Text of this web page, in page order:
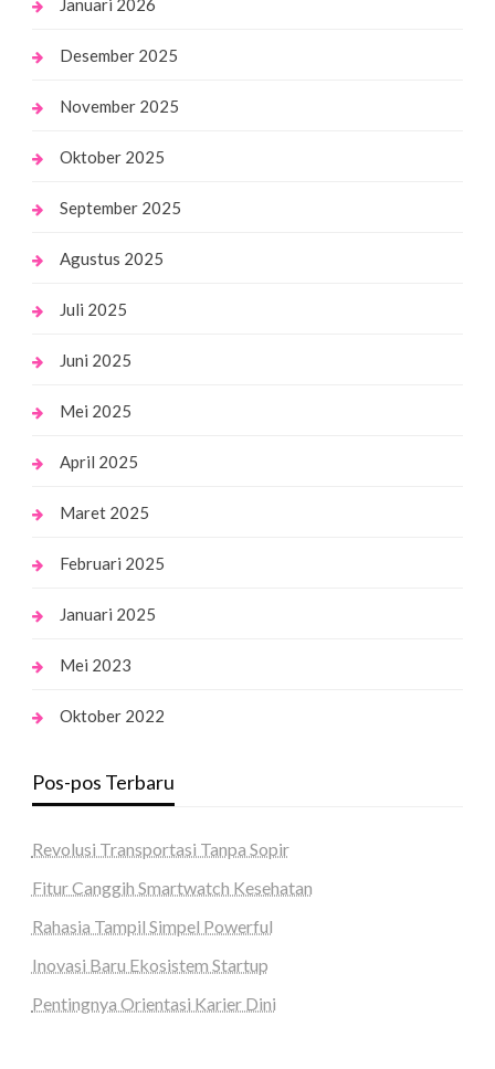
Januari 2026
Desember 2025
November 2025
Oktober 2025
September 2025
Agustus 2025
Juli 2025
Juni 2025
Mei 2025
April 2025
Maret 2025
Februari 2025
Januari 2025
Mei 2023
Oktober 2022
Pos-pos Terbaru
Revolusi Transportasi Tanpa Sopir
Fitur Canggih Smartwatch Kesehatan
Rahasia Tampil Simpel Powerful
Inovasi Baru Ekosistem Startup
Pentingnya Orientasi Karier Dini